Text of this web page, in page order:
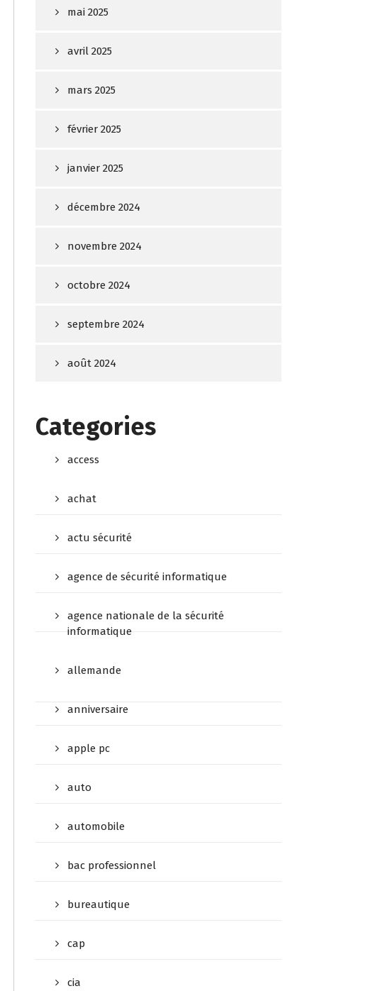
mai 2025
avril 2025
mars 2025
février 2025
janvier 2025
décembre 2024
novembre 2024
octobre 2024
septembre 2024
août 2024
Categories
access
achat
actu sécurité
agence de sécurité informatique
agence nationale de la sécurité
informatique
allemande
anniversaire
apple pc
auto
automobile
bac professionnel
bureautique
cap
cia